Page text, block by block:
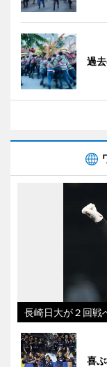
過
長崎日大が２回
喜